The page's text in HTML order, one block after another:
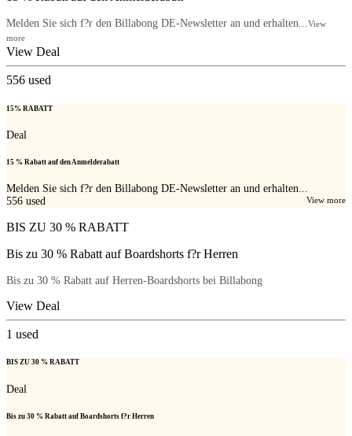
Melden Sie sich f?r den Billabong DE-Newsletter an und erhalten...View
more
View Deal
556 used
15% RABATT
Deal
15 % Rabatt auf den Anmelderabatt
Melden Sie sich f?r den Billabong DE-Newsletter an und erhalten...
View more
556 used
BIS ZU 30 % RABATT
Bis zu 30 % Rabatt auf Boardshorts f?r Herren
Bis zu 30 % Rabatt auf Herren-Boardshorts bei Billabong
View Deal
1 used
BIS ZU 30 % RABATT
Deal
Bis zu 30 % Rabatt auf Boardshorts f?r Herren